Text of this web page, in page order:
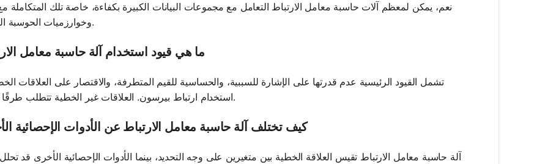
نعم، يمكن لمعظم آلات حاسبة معامل الارتباط التعامل مع مجموعات البيانات الكبيرة بكفاءة، خاصة تلك المتكاملة
وخوارزميات الحوسبة المتقدمة.
ما هي قيود استخدام آلة حاسبة معامل
تشمل القيود الرئيسية عدم قدرتها على الإشارة للسببية، والحساسية للقيم المتطرفة، والاقتصار على العلاقات
استخدام ارتباط بيرسون. العلاقات غير الخطية تتطلب طرقًا مختلفة.
كيف تختلف آلة حاسبة معامل الارتباط عن الأدوات الإحصائية
آلة حاسبة معامل الارتباط تقيس العلاقة الخطية بين متغيرين على وجه التحديد، بينما الأدوات الإحصائية الأخرى قد